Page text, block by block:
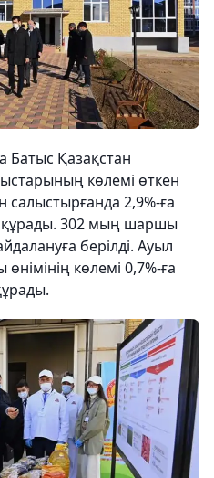
Қазақстан
көлемі өткен
2,9%-ға
құрады. 302 мың шаршы
берілді. Ауыл
көлемі 0,7%-ға